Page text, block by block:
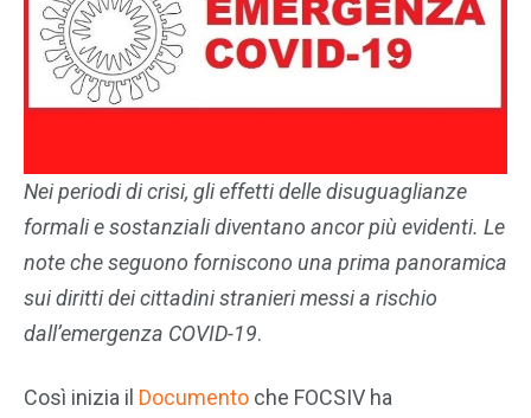
Nei periodi di crisi, gli effetti delle disuguaglianze
formali e sostanziali diventano ancor più evidenti. Le
note che seguono forniscono una prima panoramica
sui diritti dei cittadini stranieri messi a rischio
dall’emergenza COVID-19.
Così inizia il Documento che FOCSIV ha